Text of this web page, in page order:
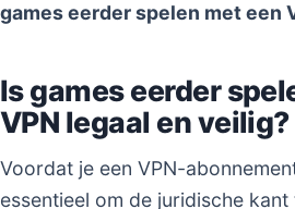
games eerder spelen met een
Is games eerder
VPN legaal en veilig?
Voordat je een VPN-
essentieel om de juridische